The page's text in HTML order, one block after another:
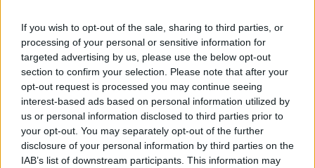
If you wish to opt-out of the sale, sharing to third parties, or
processing of your personal or sensitive information for
targeted advertising by us, please use the below opt-out
section to confirm your selection. Please note that after your
opt-out request is processed you may continue seeing
interest-based ads based on personal information utilized by
us or personal information disclosed to third parties prior to
your opt-out. You may separately opt-out of the further
disclosure of your personal information by third parties on the
IAB’s list of downstream participants. This information may
LIFESTYLE 2 ω. πριν
Αθηνά Οικονομάκου από τα Μπόρα Μπόρα:
«Έσκασε τώρα όλη η κούραση» – Το απρόοπτο
πρόβλημα υγείας